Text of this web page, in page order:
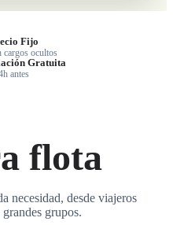
Fijo
cargos ocultos
Gratuita
antes
flota
necesidad, desde viajeros
grupos.